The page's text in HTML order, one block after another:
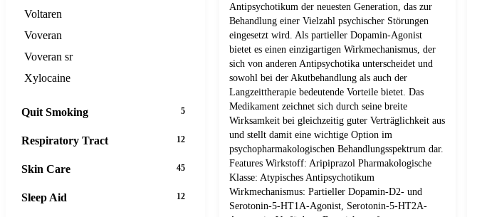
Antipsychotikum der neuesten Generation, das zur
Behandlung einer Vielzahl psychischer Störungen
eingesetzt wird. Als partieller Dopamin-Agonist
bietet es einen einzigartigen Wirkmechanismus, der
sich von anderen Antipsychotika unterscheidet und
sowohl bei der Akutbehandlung als auch der
Langzeittherapie bedeutende Vorteile bietet. Das
Medikament zeichnet sich durch seine breite
Wirksamkeit bei gleichzeitig guter Verträglichkeit aus
und stellt damit eine wichtige Option im
psychopharmakologischen Behandlungsspektrum dar.
Features Wirkstoff: Aripiprazol Pharmakologische
Klasse: Atypisches Antipsychotikum
Wirkmechanismus: Partieller Dopamin-D2- und
Serotonin-5-HT1A-Agonist, Serotonin-5-HT2A-
Voltaren
Voveran
Voveran sr
Xylocaine
Quit Smoking 5
Respiratory Tract 12
Skin Care 45
Sleep Aid 12